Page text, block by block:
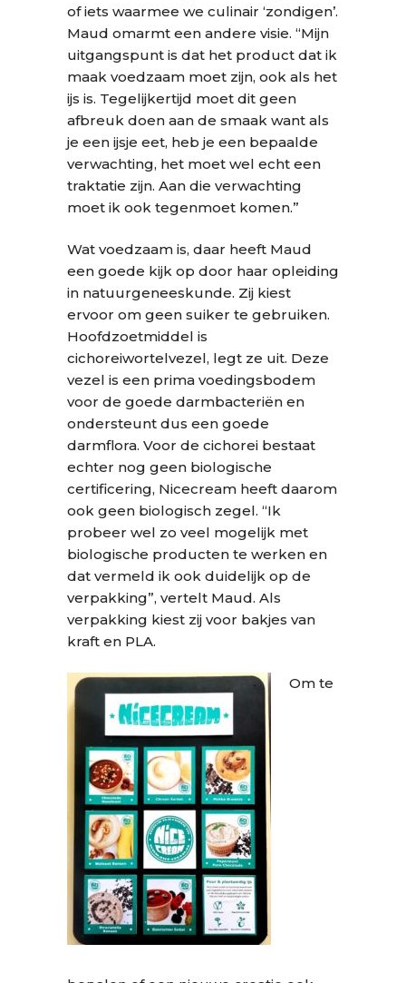
of iets waarmee we culinair ‘zondigen’.
Maud omarmt een andere visie. “Mijn
uitgangspunt is dat het product dat ik
maak voedzaam moet zijn, ook als het
ijs is. Tegelijkertijd moet dit geen
afbreuk doen aan de smaak want als
je een ijsje eet, heb je een bepaalde
verwachting, het moet wel echt een
traktatie zijn. Aan die verwachting
moet ik ook tegenmoet komen.”
Wat voedzaam is, daar heeft Maud
een goede kijk op door haar opleiding
in natuurgeneeskunde. Zij kiest
ervoor om geen suiker te gebruiken.
Hoofdzoetmiddel is
cichoreiwortelvezel, legt ze uit. Deze
vezel is een prima voedingsbodem
voor de goede darmbacteriën en
ondersteunt dus een goede
darmflora. Voor de cichorei bestaat
echter nog geen biologische
certificering, Nicecream heeft daarom
ook geen biologisch zegel. “Ik
probeer wel zo veel mogelijk met
biologische producten te werken en
dat vermeld ik ook duidelijk op de
verpakking”, vertelt Maud. Als
verpakking kiest zij voor bakjes van
kraft en PLA.
Om te